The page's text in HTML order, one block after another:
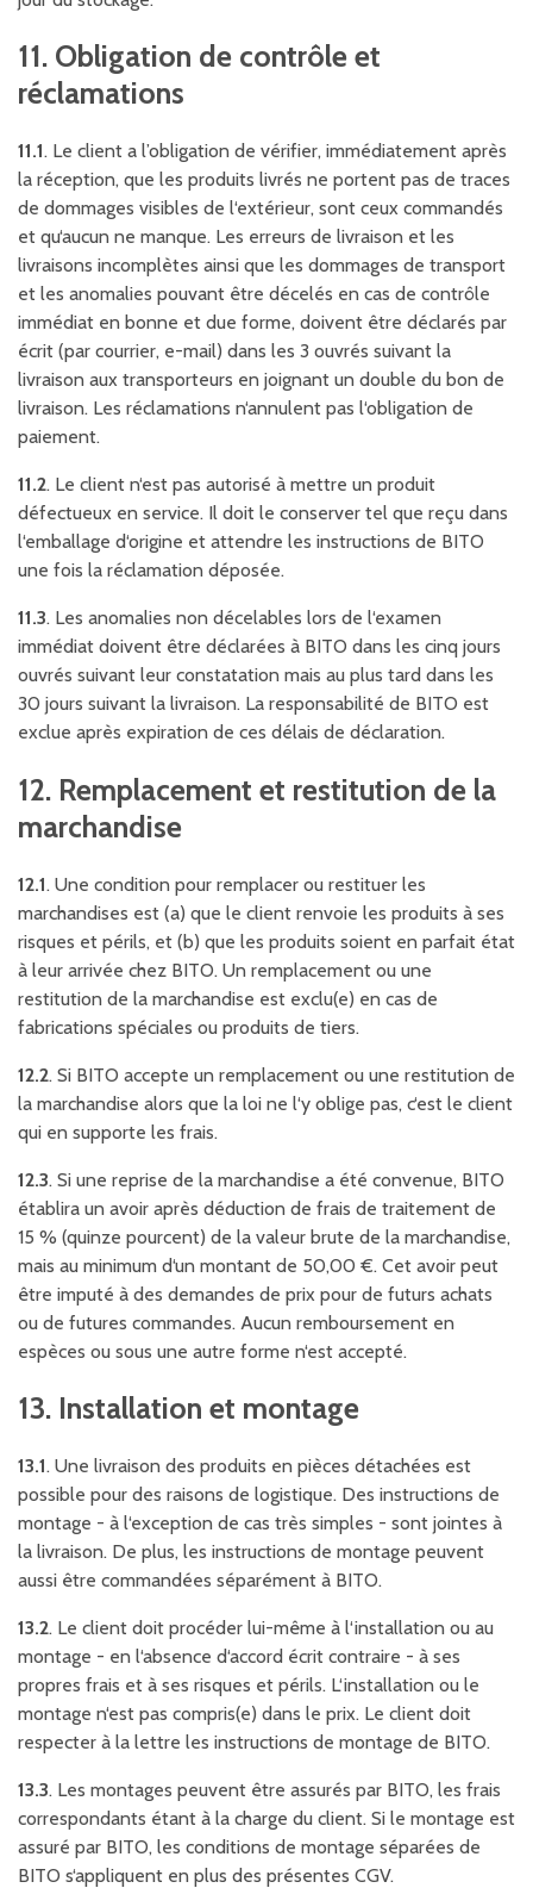
11. Obligation de contrôle et
réclamations
11.1. Le client a l’obligation de vérifier, immédiatement après
la réception, que les produits livrés ne portent pas de traces
de dommages visibles de l‘extérieur, sont ceux commandés
et qu‘aucun ne manque. Les erreurs de livraison et les
livraisons incomplètes ainsi que les dommages de transport
et les anomalies pouvant être décelés en cas de contrôle
immédiat en bonne et due forme, doivent être déclarés par
écrit (par courrier, e-mail) dans les 3 ouvrés suivant la
livraison aux transporteurs en joignant un double du bon de
livraison. Les réclamations n‘annulent pas l‘obligation de
paiement.
11.2. Le client n‘est pas autorisé à mettre un produit
défectueux en service. Il doit le conserver tel que reçu dans
l‘emballage d‘origine et attendre les instructions de BITO
une fois la réclamation déposée.
11.3. Les anomalies non décelables lors de l‘examen
immédiat doivent être déclarées à BITO dans les cinq jours
ouvrés suivant leur constatation mais au plus tard dans les
30 jours suivant la livraison. La responsabilité de BITO est
exclue après expiration de ces délais de déclaration.
12. Remplacement et restitution de la
marchandise
12.1. Une condition pour remplacer ou restituer les
marchandises est (a) que le client renvoie les produits à ses
risques et périls, et (b) que les produits soient en parfait état
à leur arrivée chez BITO. Un remplacement ou une
restitution de la marchandise est exclu(e) en cas de
fabrications spéciales ou produits de tiers.
12.2. Si BITO accepte un remplacement ou une restitution de
la marchandise alors que la loi ne l‘y oblige pas, c‘est le client
qui en supporte les frais.
12.3. Si une reprise de la marchandise a été convenue, BITO
établira un avoir après déduction de frais de traitement de
15 % (quinze pourcent) de la valeur brute de la marchandise,
mais au minimum d‘un montant de 50,00 €. Cet avoir peut
être imputé à des demandes de prix pour de futurs achats
ou de futures commandes. Aucun remboursement en
espèces ou sous une autre forme n‘est accepté.
13. Installation et montage
13.1. Une livraison des produits en pièces détachées est
possible pour des raisons de logistique. Des instructions de
montage - à l‘exception de cas très simples - sont jointes à
la livraison. De plus, les instructions de montage peuvent
aussi être commandées séparément à BITO.
13.2. Le client doit procéder lui-même à l‘installation ou au
montage - en l‘absence d‘accord écrit contraire - à ses
propres frais et à ses risques et périls. L‘installation ou le
montage n‘est pas compris(e) dans le prix. Le client doit
respecter à la lettre les instructions de montage de BITO.
13.3. Les montages peuvent être assurés par BITO, les frais
correspondants étant à la charge du client. Si le montage est
assuré par BITO, les conditions de montage séparées de
BITO s‘appliquent en plus des présentes CGV.